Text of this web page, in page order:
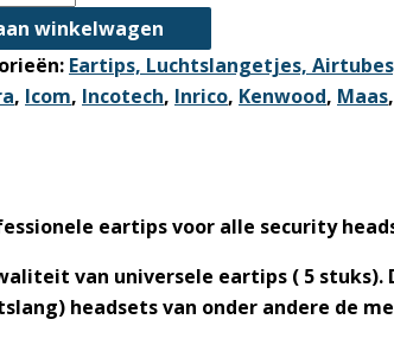
winkelwagen
Eartips, Luchtslangetjes,
, Icom, Incotech, Inrico, Kenwood, Maas,
eartips voor alle security
van universele eartips ( 5
headsets van onder andere de